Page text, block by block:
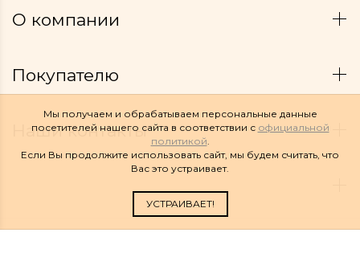
О компании
Покупателю
Наши контакты
Мы получаем и обрабатываем персональные данные
посетителей нашего сайта в соответствии с официальной
политикой.
Если Вы продолжите использовать сайт, мы будем считать, что
Вас это устраивает.
УСТРАИВАЕТ!